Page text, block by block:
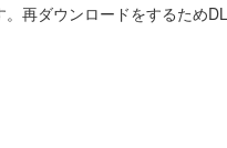
再ダウンロードをするため